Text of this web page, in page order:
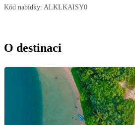
Kód nabídky: ALKLKAISY0
O destinaci